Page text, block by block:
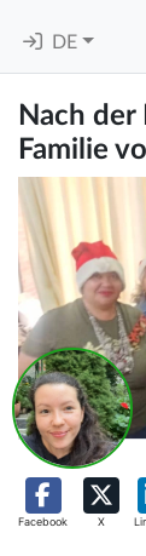
DE
Nach
Familie
Facebook X